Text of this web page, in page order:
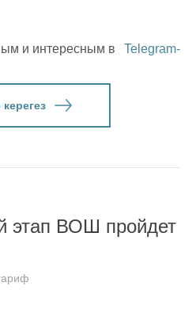
и интересным в
Telegram-
этап ВОШ пройдет